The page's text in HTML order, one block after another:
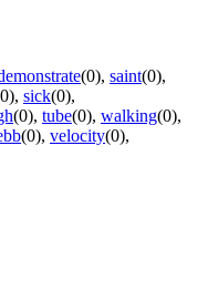
(0), saint(0),
, sick(0),
(0), tube(0), walking(0),
(0), velocity(0),